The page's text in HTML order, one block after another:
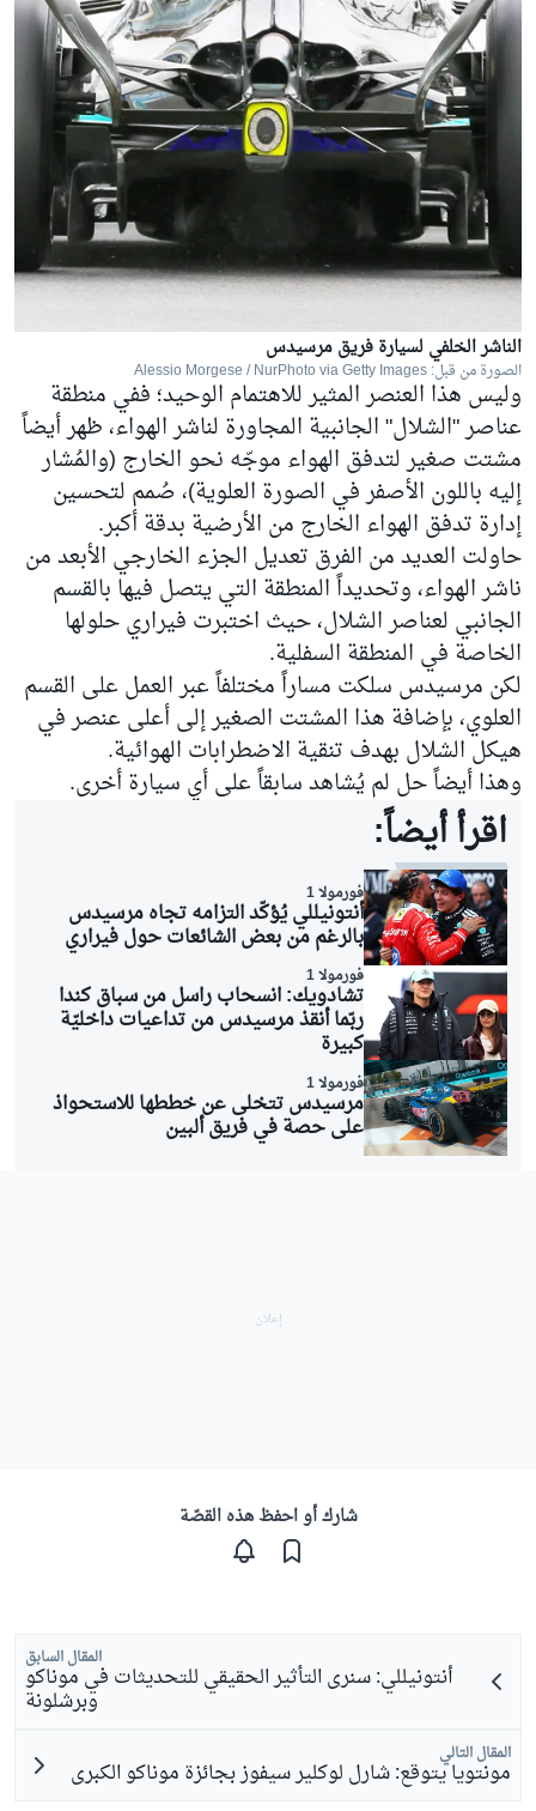
الناشر الخلفي لسيارة فريق مرسيدس
الصورة من قبل: Alessio Morgese / NurPhoto via Getty Images
وليس هذا العنصر المثير للاهتمام الوحيد؛ ففي منطقة
عناصر "الشلال" الجانبية المجاورة لناشر الهواء، ظهر أيضاً
مشتت صغير لتدفق الهواء موجّه نحو الخارج (والمُشار
إليه باللون الأصفر في الصورة العلوية)، صُمم لتحسين
إدارة تدفق الهواء الخارج من الأرضية بدقة أكبر.
حاولت العديد من الفرق تعديل الجزء الخارجي الأبعد من
ناشر الهواء، وتحديداً المنطقة التي يتصل فيها بالقسم
الجانبي لعناصر الشلال، حيث اختبرت فيراريحلولها
الخاصة في المنطقة السفلية.
لكن مرسيدس سلكت مساراً مختلفاً عبر العمل على القسم
العلوي، بإضافة هذا المشتت الصغير إلى أعلى عنصر في
هيكل الشلال بهدف تنقية الاضطرابات الهوائية.
وهذا أيضاً حل لم يُشاهد سابقاً على أي سيارة أخرى.
اقرأ أيضاً:
فورمولا 1
أنتونيللي يُؤكّد التزامه تجاه مرسيدس
بالرغم من بعض الشائعات حول فيراري
فورمولا 1
تشادويك: انسحاب راسل من سباق كندا
ربّما أنقذ مرسيدس من تداعيات داخليّة
كبيرة
فورمولا 1
مرسيدس تتخلى عن خططها للاستحواذ
على حصة في فريق ألبين
شارك أو احفظ هذه القصّة
المقال السابق
أنتونيللي: سنرى التأثير الحقيقي للتحديثات في موناكو
وبرشلونة
المقال التالي
مونتويا يتوقع: شارل لوكلير سيفوز بجائزة موناكو الكبرى